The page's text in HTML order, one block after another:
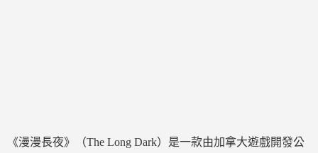
《漫漫長夜》（The Long Dark）是一款由加拿大遊戲開發公